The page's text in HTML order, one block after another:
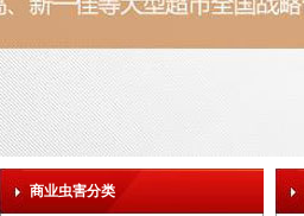
商业虫害分类